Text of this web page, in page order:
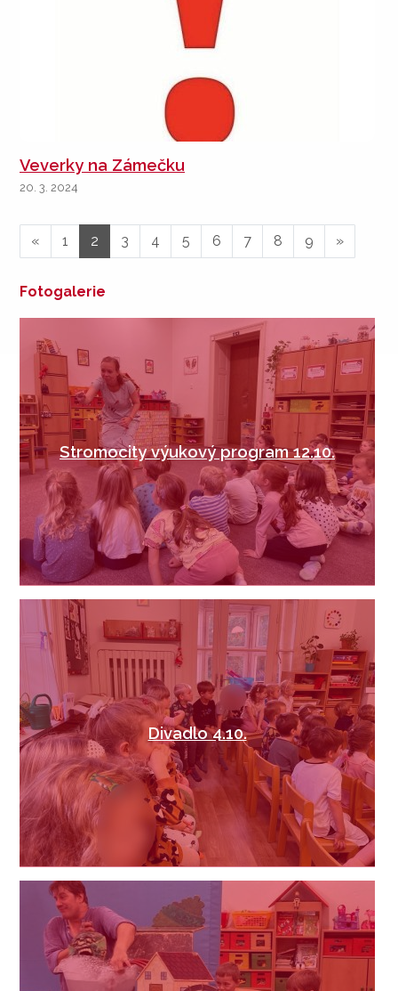
Veverky na Zámečku
20. 3. 2024
« 1 2 3 4 5 6 7 8 9 »
Fotogalerie
Stromocity výukový program 12.10.
Divadlo 4.10.